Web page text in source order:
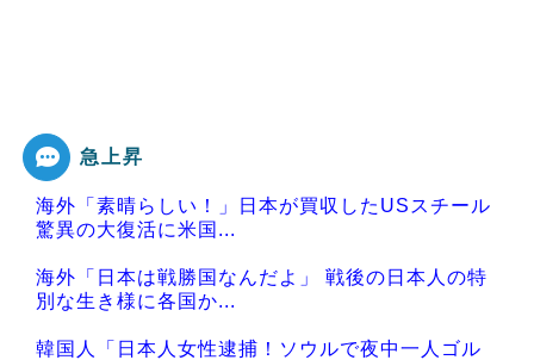
急上昇
海外「素晴らしい！」日本が買収したUSスチール
驚異の大復活に米国...
海外「日本は戦勝国なんだよ」 戦後の日本人の特
別な生き様に各国か...
韓国人「日本人女性逮捕！ソウルで夜中一人ゴル